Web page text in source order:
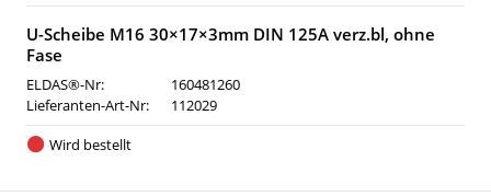
U-Scheibe M16 30×17×3mm DIN 125A verz.bl, ohne
Fase
ELDAS®-Nr:
160481260
Lieferanten-Art-Nr:
112029
Wird bestellt